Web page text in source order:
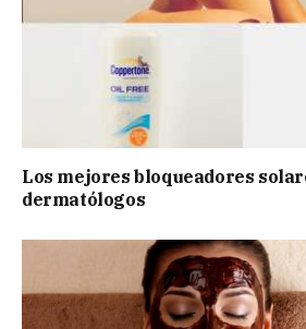
Los mejores bloqueadores
dermatólogos